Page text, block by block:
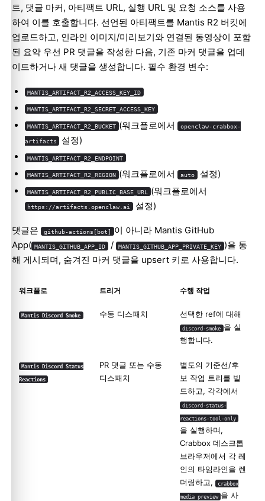
트, 댓글 마커, 아티팩트 URL, 실행 URL 및 요청 소스를 사용
하여 이를 호출합니다. 선언된 아티팩트를 Mantis R2 버킷에
업로드하고, 인라인 이미지/미리보기와 연결된 동영상이 포함
된 요약 우선 PR 댓글을 작성한 다음, 기존 마커 댓글을 업데
이트하거나 새 댓글을 생성합니다. 필수 환경 변수:
MANTIS_ARTIFACT_R2_ACCESS_KEY_ID
MANTIS_ARTIFACT_R2_SECRET_ACCESS_KEY
MANTIS_ARTIFACT_R2_BUCKET (워크플로에서 openclaw-crabbox-
artifacts 설정)
MANTIS_ARTIFACT_R2_ENDPOINT
MANTIS_ARTIFACT_R2_REGION (워크플로에서 auto 설정)
MANTIS_ARTIFACT_R2_PUBLIC_BASE_URL (워크플로에서
https://artifacts.openclaw.ai 설정)
댓글은 github-actions[bot] 이 아니라 Mantis GitHub
App( MANTIS_GITHUB_APP_ID / MANTIS_GITHUB_APP_PRIVATE_KEY )을 통
해 게시되며, 숨겨진 마커 댓글을 upsert 키로 사용합니다.
워크플로 트리거 수행 작업
Mantis Discord Smoke 수동 디스패치 선택한 ref에 대해
discord-smoke 을 실
행합니다.
Mantis Discord Status
Reactions
PR 댓글 또는 수동
디스패치
별도의 기준선/후
보 작업 트리를 빌
드하고, 각각에서
discord-status-
reactions-tool-only
을 실행하며,
Crabbox 데스크톱
브라우저에서 각 레
인의 타임라인을 렌
더링하고,
crabbox
media preview 을 사